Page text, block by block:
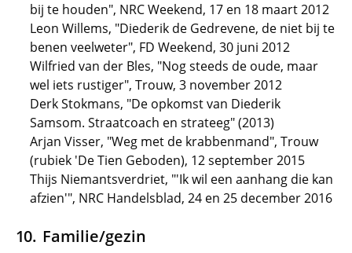
bij te houden", NRC Weekend, 17 en 18 maart 2012
Leon Willems, "Diederik de Gedrevene, de niet bij te
benen veelweter", FD Weekend, 30 juni 2012
Wilfried van der Bles, "Nog steeds de oude, maar
wel iets rustiger", Trouw, 3 november 2012
Derk Stokmans, "De opkomst van Diederik
Samsom. Straatcoach en strateeg" (2013)
Arjan Visser, "Weg met de krabbenmand", Trouw
(rubiek 'De Tien Geboden), 12 september 2015
Thijs Niemantsverdriet, "'Ik wil een aanhang die kan
afzien'", NRC Handelsblad, 24 en 25 december 2016
Familie/gezin